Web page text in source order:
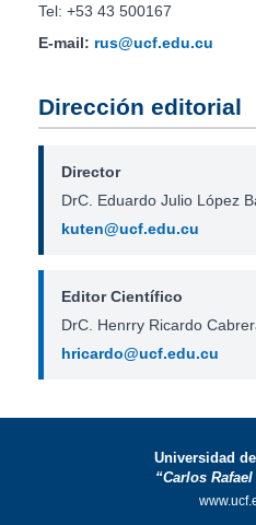
Tel: +53 43 500167
E-mail: rus@ucf.edu.cu
Dirección editorial
Director
DrC. Eduardo Julio López
kuten@ucf.edu.cu
Editor Científico
DrC. Henrry Ricardo
hricardo@ucf.edu.cu
Universidad
“Carlos